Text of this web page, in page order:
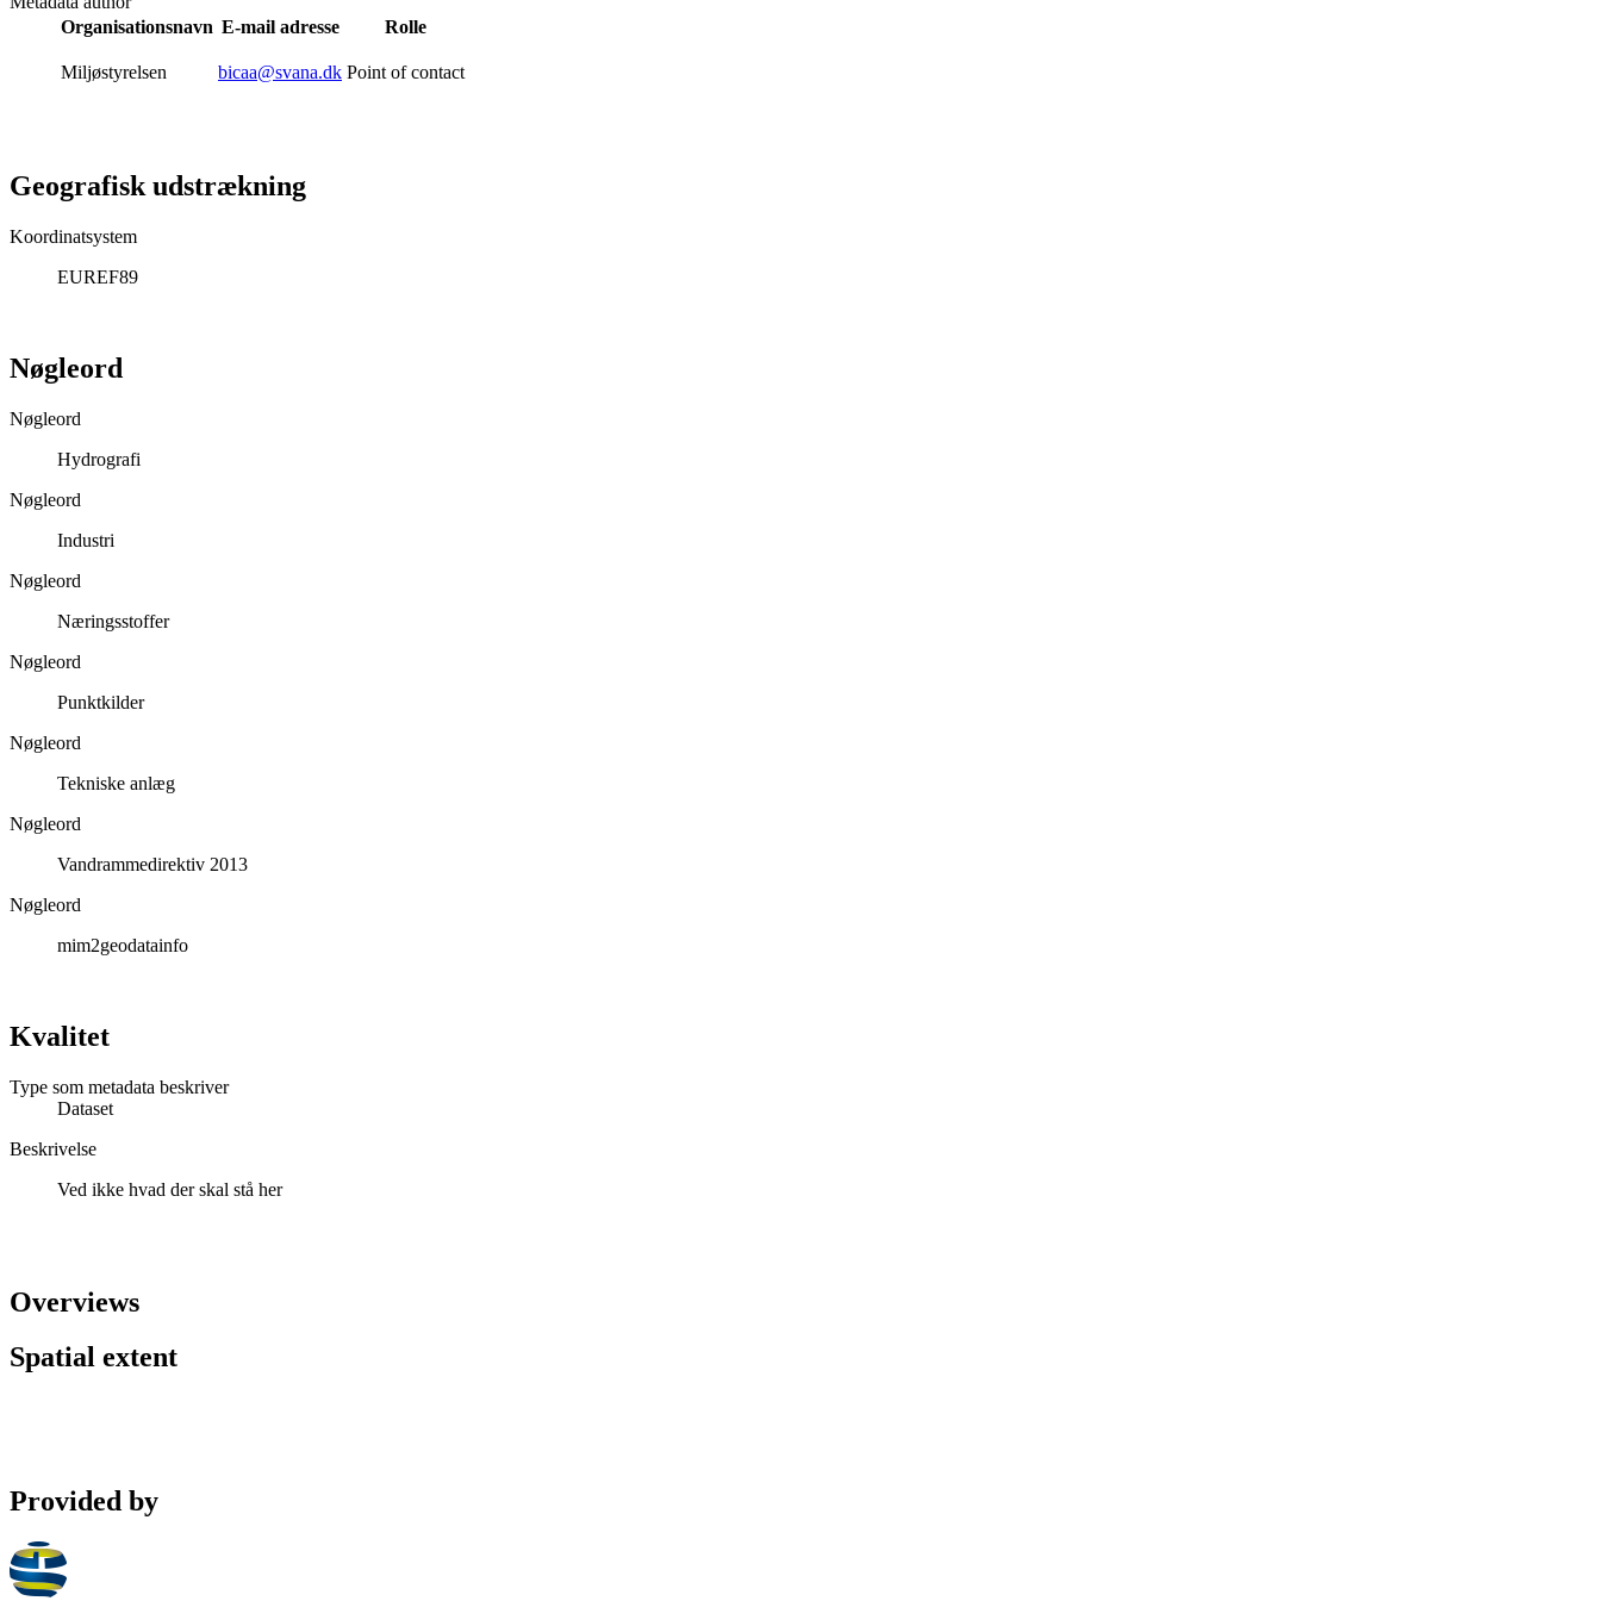
Organisationsnavn E-mail adresse Rolle
Miljøstyrelsen bicaa@svana.dk Point of contact
Geografisk udstrækning
Koordinatsystem
EUREF89
Nøgleord
Nøgleord
Hydrografi
Nøgleord
Industri
Nøgleord
Næringsstoffer
Nøgleord
Punktkilder
Nøgleord
Tekniske anlæg
Nøgleord
Vandrammedirektiv 2013
Nøgleord
mim2geodatainfo
Kvalitet
Type som metadata beskriver
Dataset
Beskrivelse
Ved ikke hvad der skal stå her
Overviews
Spatial extent
Provided by